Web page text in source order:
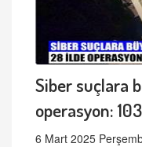
Siber suçlara
operasyon:
6 Mart 2025